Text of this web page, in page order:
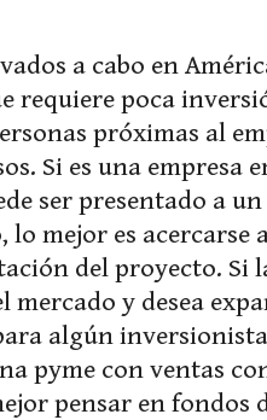
a cabo en
requiere poca
próximas al
Si es una empresa
ser presentado a
mejor es acercarse
del proyecto. Si
y desea
algún
pyme con ventas
pensar en fondos